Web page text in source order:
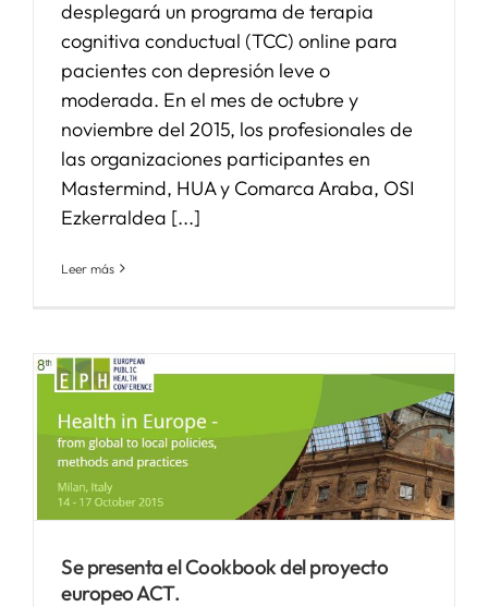
desplegará un programa de terapia
cognitiva conductual (TCC) online para
pacientes con depresión leve o
moderada. En el mes de octubre y
noviembre del 2015, los profesionales de
las organizaciones participantes en
Mastermind, HUA y Comarca Araba, OSI
Ezkerraldea [...]
Leer más
Se presenta el Cookbook del proyecto
europeo ACT.